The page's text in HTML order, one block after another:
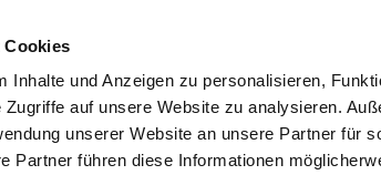
Cookies
Inhalte und Anzeigen zu personalisieren,
auf unsere Website zu analysieren.
unserer Website an unsere Partner für
Partner führen diese Informationen
ÖFFNUNGSZEITEN PREISE LOS GEHT´S